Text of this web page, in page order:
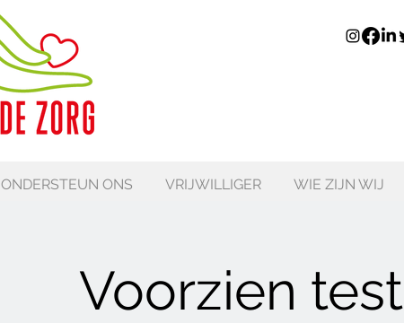
ONDERSTEUN ONS VRIJWILLIGER WIE ZIJN WIJ
Voorzien test